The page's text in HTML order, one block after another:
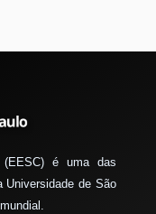
é uma das
Universidade de São